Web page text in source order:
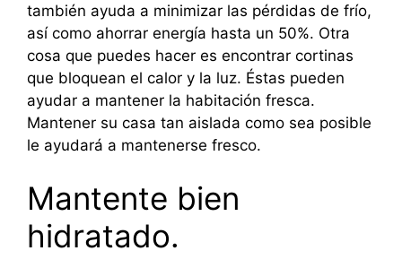
también ayuda a minimizar las pérdidas de frío,
así como ahorrar energía hasta un 50%. Otra
cosa que puedes hacer es encontrar cortinas
que bloquean el calor y la luz. Éstas pueden
ayudar a mantener la habitación fresca.
Mantener su casa tan aislada como sea posible
le ayudará a mantenerse fresco.
Mantente bien
hidratado.